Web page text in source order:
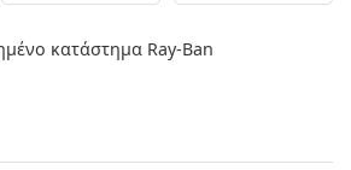
κατάστημα Ray-Ban